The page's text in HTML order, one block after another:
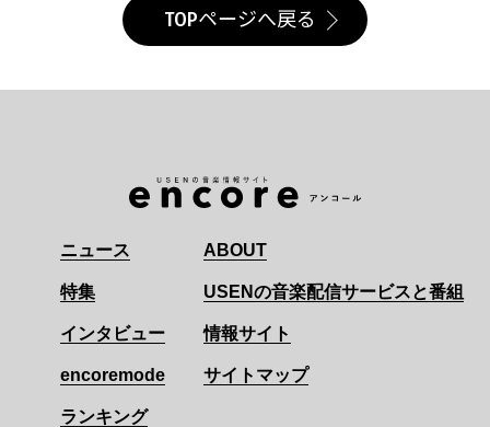
TOPページへ戻る
ニュース
特集
インタビュー
encoremode
ランキング
ABOUT
USENの音楽配信サービスと番組
情報サイト
サイトマップ